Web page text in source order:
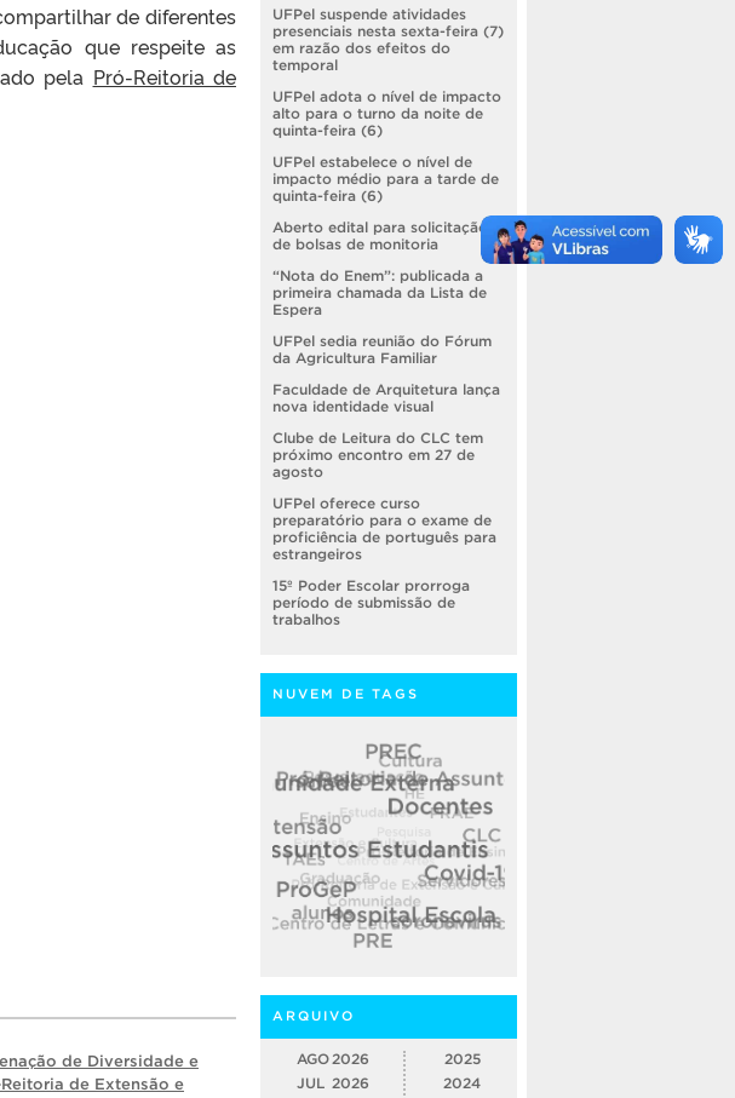
de diferentes
que respeite as
pela Pró-Reitoria de
de Diversidade e
de Extensão e
UFPel suspende atividades
presenciais nesta sexta-feira (7)
em razão dos efeitos do
temporal
UFPel adota o nível de impacto
alto para o turno da noite de
quinta-feira (6)
UFPel estabelece o nível de
impacto médio para a tarde de
quinta-feira (6)
Aberto edital para solicitação
de bolsas de monitoria
“Nota do Enem”: publicada a
primeira chamada da Lista de
Espera
UFPel sedia reunião do Fórum
da Agricultura Familiar
Faculdade de Arquitetura lança
nova identidade visual
Clube de Leitura do CLC tem
próximo encontro em 27 de
agosto
UFPel oferece curso
preparatório para o exame de
proficiência de português para
estrangeiros
15º Poder Escolar prorroga
período de submissão de
trabalhos
NUVEM DE TAGS
ARQUIVO
AGO 2026
JUL 2026
2025
2024